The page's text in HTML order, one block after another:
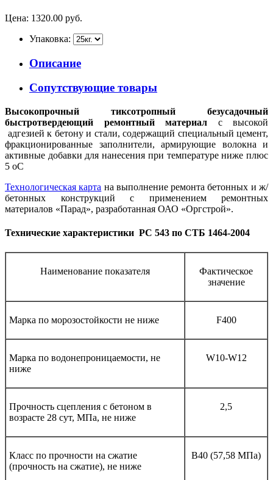
Цена: 1320.00 руб.
Упаковка:
Описание
Сопутствующие товары
Высокопрочный тиксотропный безусадочный
быстротвердеющий ремонтный материал с высокой
адгезией к бетону и стали, содержащий специальный цемент,
фракционированные заполнители, армирующие волокна и
активные добавки для нанесения при температуре ниже плюс
5 оС
Технологическая карта на выполнение ремонта бетонных и ж/
бетонных конструкций с применением ремонтных
материалов «Парад», разработанная ОАО «Оргстрой».
Технические характеристики РС 543 по СТБ 1464-2004
Наименование показателя
Фактическое
значение
Марка по морозостойкости не ниже F400
Марка по водонепроницаемости, не
ниже
W10-W12
Прочность сцепления с бетоном в
возрасте 28 сут, МПа, не ниже
2,5
Класс по прочности на сжатие
(прочность на сжатие), не ниже
B40 (57,58 МПа)